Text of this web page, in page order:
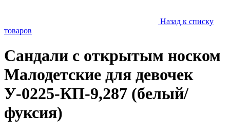
Назад к списку
товаров
Сандали с открытым носком
Малодетские для девочек
У-0225-КП-9,287 (белый/
фуксия)